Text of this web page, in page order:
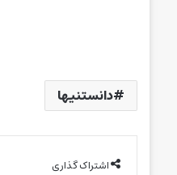
دانستنیها
اشتراک گذاری